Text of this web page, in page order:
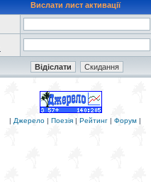
Вислати лист активації
| Джерело | Поезія | Рейтинг | Форум |